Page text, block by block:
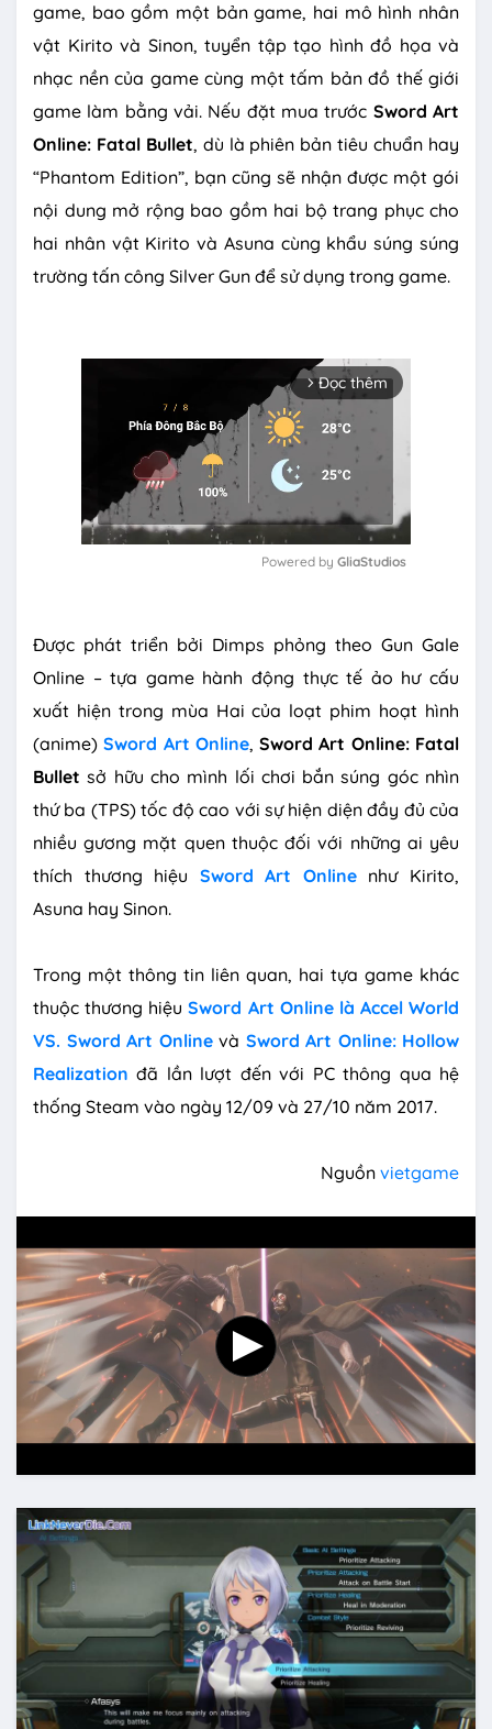
game, bao gồm một bản game, hai mô hình nhân
vật Kirito và Sinon, tuyển tập tạo hình đồ họa và
nhạc nền của game cùng một tấm bản đồ thế giới
game làm bằng vải. Nếu đặt mua trước Sword Art
Online: Fatal Bullet, dù là phiên bản tiêu chuẩn hay
“Phantom Edition”, bạn cũng sẽ nhận được một gói
nội dung mở rộng bao gồm hai bộ trang phục cho
hai nhân vật Kirito và Asuna cùng khẩu súng súng
trường tấn công Silver Gun để sử dụng trong game.
arrow_forward_ios Đọc thêm
t
e
Powered by GliaStudios
Được phát triển bởi Dimps phỏng theo Gun Gale
Online – tựa game hành động thực tế ảo hư cấu
xuất hiện trong mùa Hai của loạt phim hoạt hình
(anime)Sword Art Online,Sword Art Online: Fatal
Bulletsở hữu cho mình lối chơi bắn súng góc nhìn
thứ ba (TPS) tốc độ cao với sự hiện diện đầy đủ của
nhiều gương mặt quen thuộc đối với những ai yêu
thích thương hiệu Sword Art Onlinenhư Kirito,
Asuna hay Sinon.
Trong một thông tin liên quan, hai tựa game khác
thuộc thương hiệuSword Art Online là Accel World
VS. Sword Art Onlinevà Sword Art Online: Hollow
Realization đã lần lượt đến với PC thông qua hệ
thống Steam vào ngày 12/09 và 27/10 năm 2017.
Nguồn vietgame